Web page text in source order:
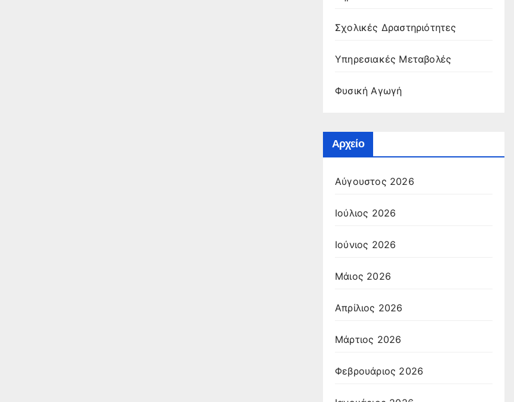
Σχολικές Δραστηριότητες
Υπηρεσιακές Μεταβολές
Φυσική Αγωγή
Αρχείο
Αύγουστος 2026
Ιούλιος 2026
Ιούνιος 2026
Μάιος 2026
Απρίλιος 2026
Μάρτιος 2026
Φεβρουάριος 2026